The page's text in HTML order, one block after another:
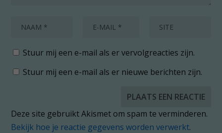
Stuur mij een e-mail als er vervolgreacties zijn.
Stuur mij een e-mail als er nieuwe berichten zijn.
Deze site gebruikt Akismet om spam te verminderen.
Bekijk hoe je reactie gegevens worden verwerkt.